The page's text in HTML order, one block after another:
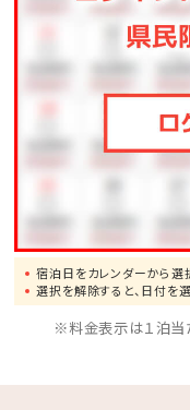
◆その他、館内施設
ル公式ホームペー
宿泊日をカレンダーから選
選択を解除すると、日付を
※料金表示は１泊当